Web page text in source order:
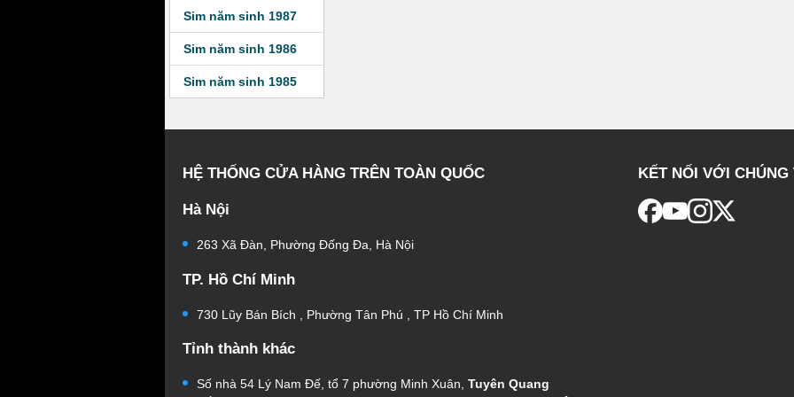
Sim năm sinh 1987
Sim năm sinh 1986
Sim năm sinh 1985
HỆ THỐNG CỬA HÀNG TRÊN TOÀN QUỐC
Hà Nội
263 Xã Đàn, Phường Đống Đa, Hà Nội
TP. Hồ Chí Minh
730 Lũy Bán Bích , Phường Tân Phú , TP Hồ Chí Minh
Tỉnh thành khác
Số nhà 54 Lý Nam Đế, tổ 7 phường Minh Xuân, Tuyên Quang
KẾT NỐI VỚI CHÚNG